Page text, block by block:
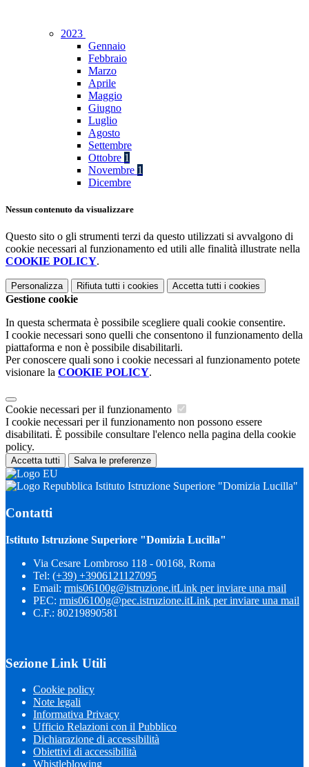
2023
Gennaio
Febbraio
Marzo
Aprile
Maggio
Giugno
Luglio
Agosto
Settembre
Ottobre 1
Novembre 1
Dicembre
Nessun contenuto da visualizzare
Questo sito o gli strumenti terzi da questo utilizzati si avvalgono di
cookie necessari al funzionamento ed utili alle finalità illustrate nella
COOKIE POLICY.
Personalizza Rifiuta tutti i cookies Accetta tutti i cookies
Gestione cookie
In questa schermata è possibile scegliere quali cookie consentire.
I cookie necessari sono quelli che consentono il funzionamento della
piattaforma e non è possibile disabilitarli.
Per conoscere quali sono i cookie necessari al funzionamento potete
visionare la COOKIE POLICY.
Cookie necessari per il funzionamento
I cookie necessari per il funzionamento non possono essere
disabilitati. È possibile consultare l'elenco nella pagina della cookie
policy.
Accetta tutti Salva le preferenze
Istituto Istruzione Superiore "Domizia Lucilla"
Contatti
Istituto Istruzione Superiore "Domizia Lucilla"
Via Cesare Lombroso 118 - 00168, Roma
Tel: (+39) +3906121127095
Email: rmis06100g@istruzione.itLink per inviare una mail
PEC: rmis06100g@pec.istruzione.itLink per inviare una mail
C.F.: 80219890581
Sezione Link Utili
Cookie policy
Note legali
Informativa Privacy
Ufficio Relazioni con il Pubblico
Dichiarazione di accessibilità
Obiettivi di accessibilità
Whistleblowing